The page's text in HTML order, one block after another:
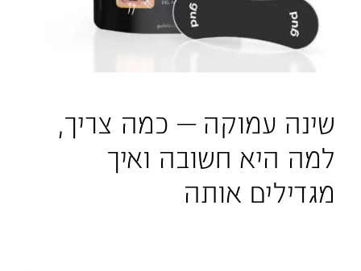
שינה עמוקה — כמה צריך,
למה היא חשובה ואיך
מגדילים אותה